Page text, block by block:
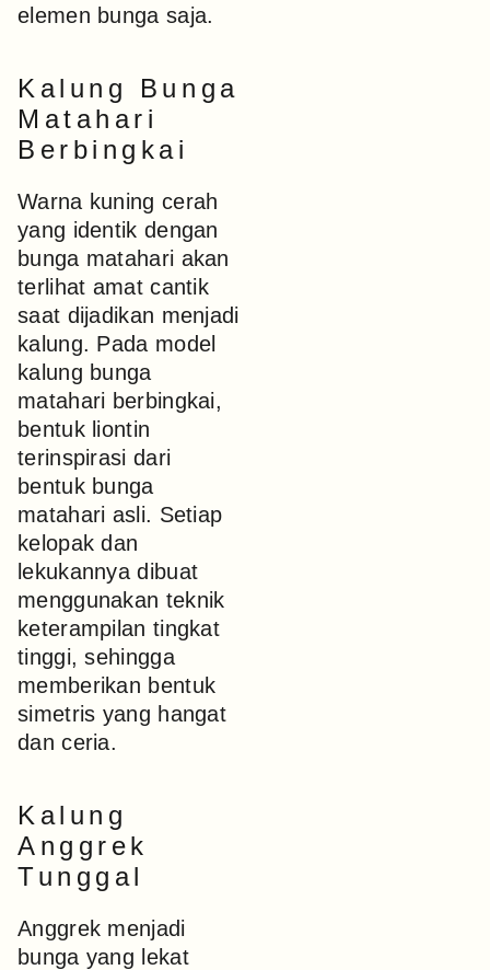
elemen bunga saja.
Kalung Bunga
Matahari
Berbingkai
Warna kuning cerah
yang identik dengan
bunga matahari akan
terlihat amat cantik
saat dijadikan menjadi
kalung. Pada model
kalung bunga
matahari berbingkai,
bentuk liontin
terinspirasi dari
bentuk bunga
matahari asli. Setiap
kelopak dan
lekukannya dibuat
menggunakan teknik
keterampilan tingkat
tinggi, sehingga
memberikan bentuk
simetris yang hangat
dan ceria.
Kalung
Anggrek
Tunggal
Anggrek menjadi
bunga yang lekat